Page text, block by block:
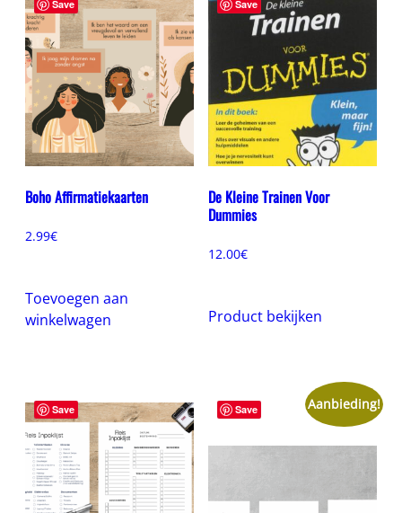
Save
Boho Affirmatiekaarten
2.99€
Toevoegen aan
winkelwagen
Save
De Kleine Trainen Voor
Dummies
12.00€
Product bekijken
Save Save Aanbieding!